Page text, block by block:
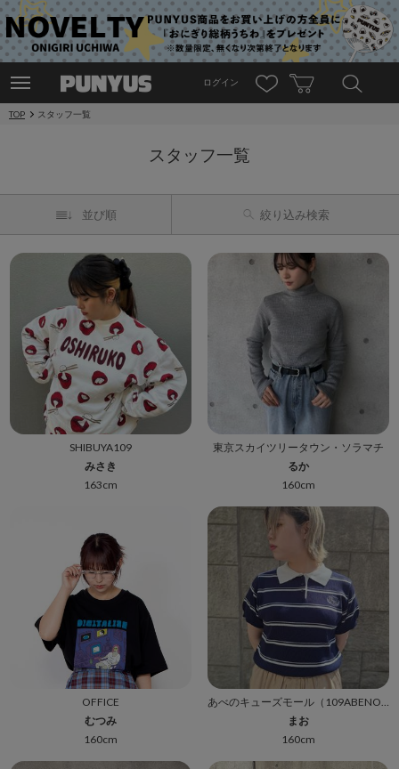
ログイン
TOP スタッフ一覧
スタッフ一覧
並び順 絞り込み検索
SHIBUYA109
みさき
163cm
東京スカイツリータウン・ソラマチ
るか
160cm
OFFICE
むつみ
160cm
まお
160cm